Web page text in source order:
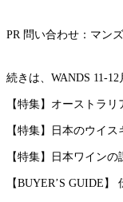
PR 問い合わせ：マン
続きは、WANDS 11-12
【特集】オーストラ
【特集】日本のウイ
【特集】日本ワインの
【BUYER’S GUIDE